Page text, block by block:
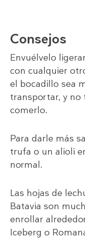
Consejos
Envuélvelo
con cualquier
el bocadillo sea
transportar, y no
comerlo.
Para darle más
trufa o un alioli
normal.
Las hojas de
Batavia son
enrollar
Iceberg o